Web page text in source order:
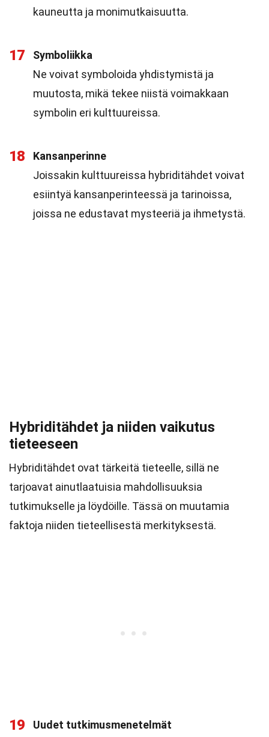
kauneutta ja monimutkaisuutta.
17
Symboliikka
Ne voivat symboloida yhdistymistä ja
muutosta, mikä tekee niistä voimakkaan
symbolin eri kulttuureissa.
18
Kansanperinne
Joissakin kulttuureissa hybriditähdet voivat
esiintyä kansanperinteessä ja tarinoissa,
joissa ne edustavat mysteeriä ja ihmetystä.
Hybriditähdet ja niiden vaikutus
tieteeseen
Hybriditähdet ovat tärkeitä tieteelle, sillä ne
tarjoavat ainutlaatuisia mahdollisuuksia
tutkimukselle ja löydöille. Tässä on muutamia
faktoja niiden tieteellisestä merkityksestä.
19
Uudet tutkimusmenetelmät